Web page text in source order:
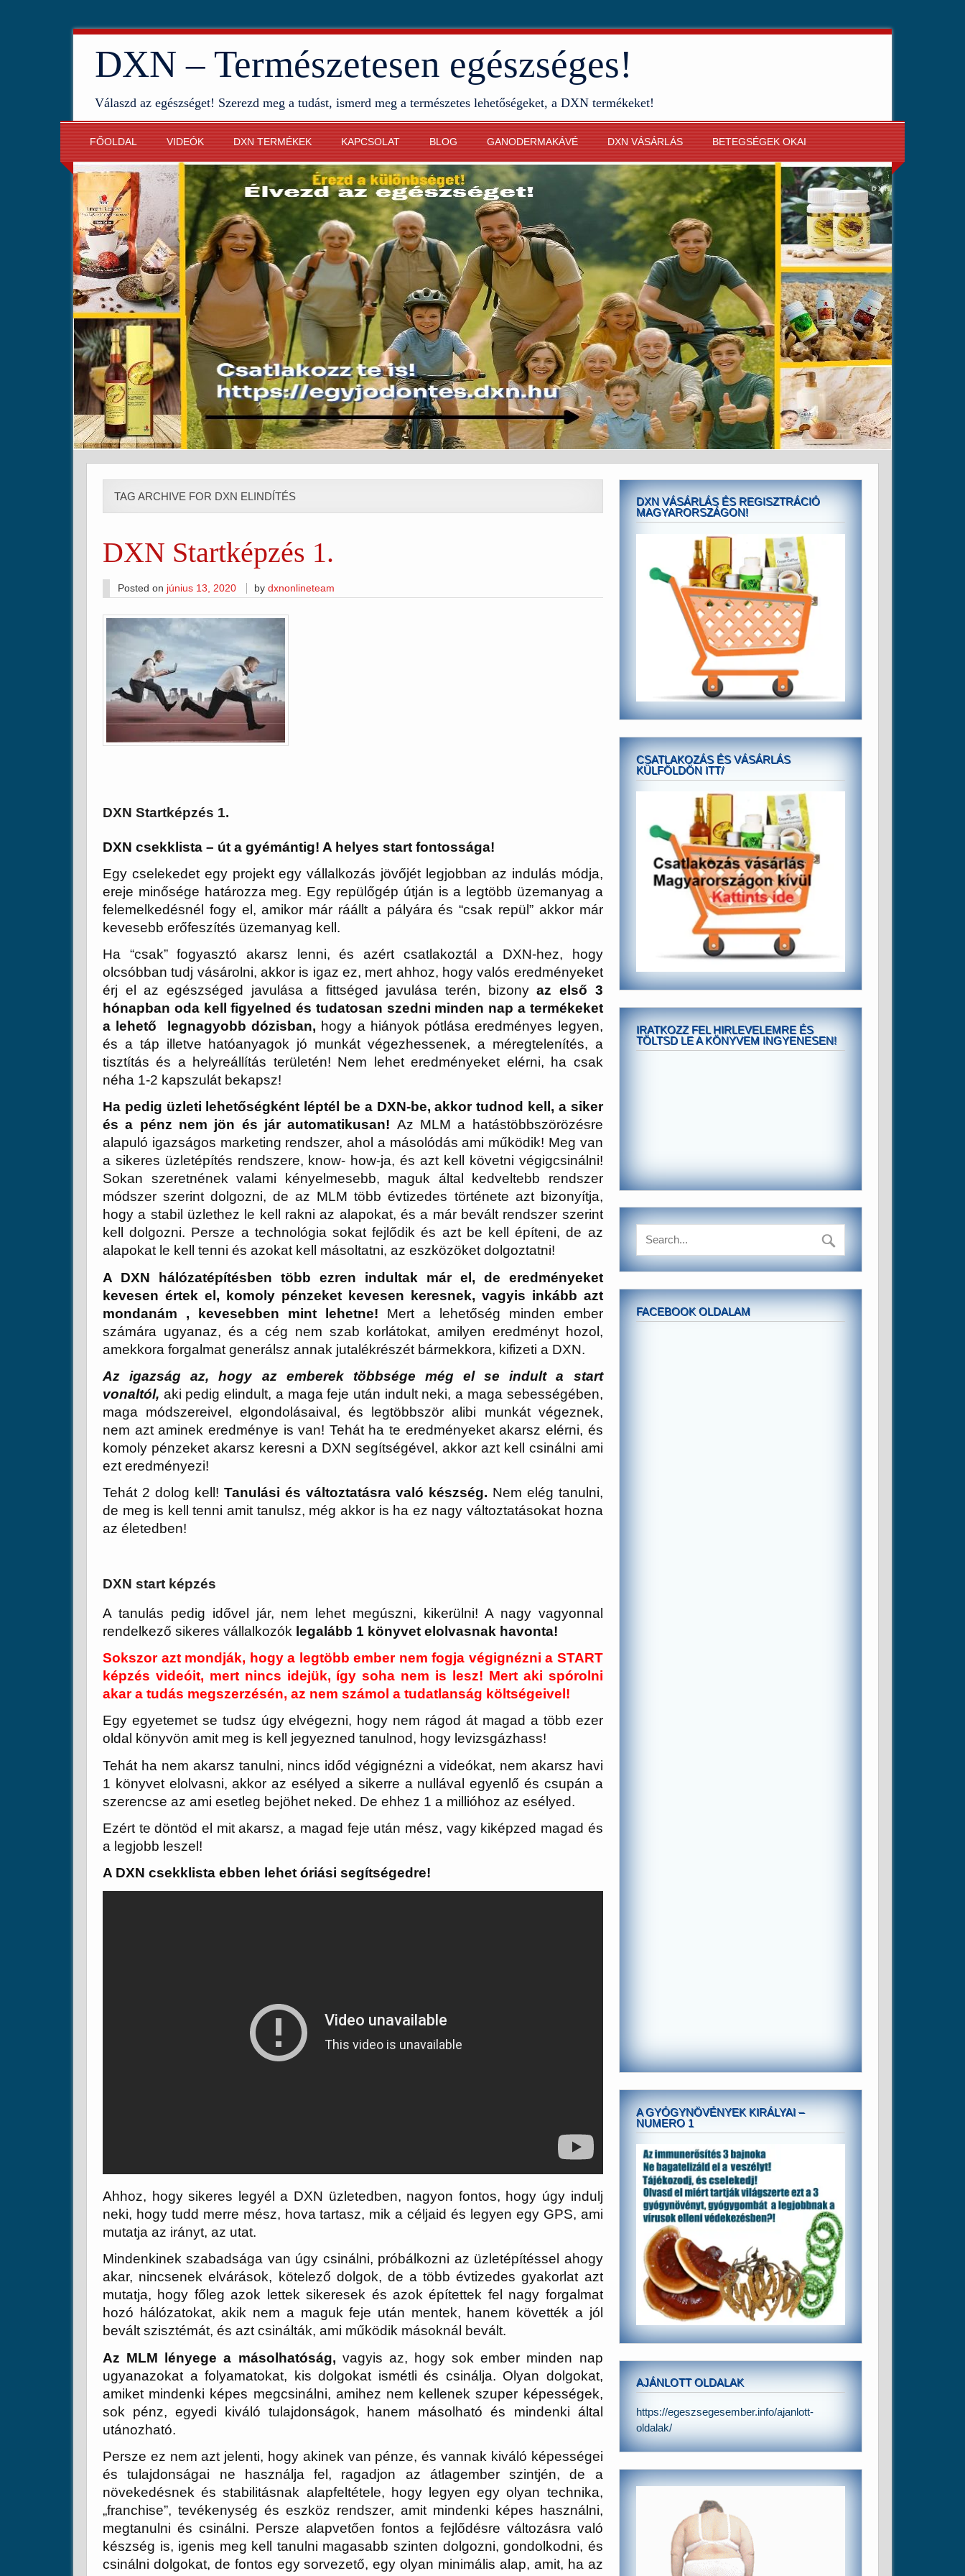
DXN – Természetesen egészséges!
Válaszd az egészséget! Szerezd meg a tudást, ismerd meg a természetes lehetőségeket, a DXN termékeket!
FŐOLDAL VIDEÓK DXN TERMÉKEK KAPCSOLAT BLOG GANODERMAKÁVÉ DXN VÁSÁRLÁS BETEGSÉGEK OKAI
TAG ARCHIVE FOR DXN ELINDÍTÉS
DXN Startképzés 1.
Posted on június 13, 2020 bydxnonlineteam
DXN Startképzés 1.
DXN csekklista – út a gyémántig! A helyes start fontossága!
Egy cselekedet egy projekt egy vállalkozás jövőjét legjobban az indulás módja,
ereje minősége határozza meg. Egy repülőgép útján is a legtöbb üzemanyag a
felemelkedésnél fogy el, amikor már ráállt a pályára és “csak repül” akkor már
kevesebb erőfeszítés üzemanyag kell.
Ha “csak” fogyasztó akarsz lenni, és azért csatlakoztál a DXN-hez, hogy
olcsóbban tudj vásárolni, akkor is igaz ez, mert ahhoz, hogy valós eredményeket
érj el az egészséged javulása a fittséged javulása terén, bizonyaz első 3
hónapban oda kell figyelned és tudatosan szedni minden nap a termékeket
a lehető legnagyobb dózisban, hogy a hiányok pótlása eredményes legyen,
és a táp illetve hatóanyagok jó munkát végezhessenek, a méregtelenítés, a
tisztítás és a helyreállítás területén! Nem lehet eredményeket elérni, ha csak
néha 1-2 kapszulát bekapsz!
Ha pedig üzleti lehetőségként léptél be a DXN-be, akkor tudnod kell, a siker
és a pénz nem jön és jár automatikusan! Az MLM a hatástöbbszörözésre
alapuló igazságos marketing rendszer, ahol a másolódás ami működik! Meg van
a sikeres üzletépítés rendszere, know- how-ja, és azt kell követni végigcsinálni!
Sokan szeretnének valami kényelmesebb, maguk által kedveltebb rendszer
módszer szerint dolgozni, de az MLM több évtizedes története azt bizonyítja,
hogy a stabil üzlethez le kell rakni az alapokat, és a már bevált rendszer szerint
kell dolgozni. Persze a technológia sokat fejlődik és azt be kell építeni, de az
alapokat le kell tenni és azokat kell másoltatni, az eszközöket dolgoztatni!
A DXN hálózatépítésben több ezren indultak már el, de eredményeket
kevesen értek el, komoly pénzeket kevesen keresnek, vagyis inkább azt
mondanám , kevesebben mint lehetne! Mert a lehetőség minden ember
számára ugyanaz, és a cég nem szab korlátokat, amilyen eredményt hozol,
amekkora forgalmat generálsz annak jutalékrészét bármekkora, kifizeti a DXN.
Az igazság az, hogy az emberek többsége még el se indult a start
vonaltól, aki pedig elindult, a maga feje után indult neki, a maga sebességében,
maga módszereivel, elgondolásaival, és legtöbbször alibi munkát végeznek,
nem azt aminek eredménye is van! Tehát ha te eredményeket akarsz elérni, és
komoly pénzeket akarsz keresni a DXN segítségével, akkor azt kell csinálni ami
ezt eredményezi!
Tehát 2 dolog kell! Tanulási és változtatásra való készség. Nem elég tanulni,
de meg is kell tenni amit tanulsz, még akkor is ha ez nagy változtatásokat hozna
az életedben!
DXN start képzés
A tanulás pedig idővel jár, nem lehet megúszni, kikerülni! A nagy vagyonnal
rendelkező sikeres vállalkozók legalább 1 könyvet elolvasnak havonta!
Sokszor azt mondják, hogy a legtöbb ember nem fogja végignézni a START
képzés videóit, mert nincs idejük, így soha nem is lesz! Mert aki spórolni
akar a tudás megszerzésén, az nem számol a tudatlanság költségeivel!
Egy egyetemet se tudsz úgy elvégezni, hogy nem rágod át magad a több ezer
oldal könyvön amit meg is kell jegyezned tanulnod, hogy levizsgázhass!
Tehát ha nem akarsz tanulni, nincs időd végignézni a videókat, nem akarsz havi
1 könyvet elolvasni, akkor az esélyed a sikerre a nullával egyenlő és csupán a
szerencse az ami esetleg bejöhet neked. De ehhez 1 a millióhoz az esélyed.
Ezért te döntöd el mit akarsz, a magad feje után mész, vagy kiképzed magad és
a legjobb leszel!
A DXN csekklista ebben lehet óriási segítségedre!
Ahhoz, hogy sikeres legyél a DXN üzletedben, nagyon fontos, hogy úgy indulj
neki, hogy tudd merre mész, hova tartasz, mik a céljaid és legyen egy GPS, ami
mutatja az irányt, az utat.
Mindenkinek szabadsága van úgy csinálni, próbálkozni az üzletépítéssel ahogy
akar, nincsenek elvárások, kötelező dolgok, de a több évtizedes gyakorlat azt
mutatja, hogy főleg azok lettek sikeresek és azok építettek fel nagy forgalmat
hozó hálózatokat, akik nem a maguk feje után mentek, hanem követték a jól
bevált szisztémát, és azt csinálták, ami működik másoknál bevált.
Az MLM lényege a másolhatóság, vagyis az, hogy sok ember minden nap
ugyanazokat a folyamatokat, kis dolgokat ismétli és csinálja. Olyan dolgokat,
amiket mindenki képes megcsinálni, amihez nem kellenek szuper képességek,
sok pénz, egyedi kiváló tulajdonságok, hanem másolható és mindenki által
utánozható.
Persze ez nem azt jelenti, hogy akinek van pénze, és vannak kiváló képességei
és tulajdonságai ne használja fel, ragadjon az átlagember szintjén, de a
növekedésnek és stabilitásnak alapfeltétele, hogy legyen egy olyan technika,
„franchise”, tevékenység és eszköz rendszer, amit mindenki képes használni,
megtanulni és csinálni. Persze alapvetően fontos a fejlődésre változásra való
készség is, igenis meg kell tanulni magasabb szinten dolgozni, gondolkodni, és
csinálni dolgokat, de fontos egy sorvezető, egy olyan minimális alap, amit, ha az
DXN VÁSÁRLÁS ÉS REGISZTRÁCIÓ
MAGYARORSZÁGON!
CSATLAKOZÁS ÉS VÁSÁRLÁS
KÜLFÖLDÖN ITT/
IRATKOZZ FEL HIRLEVELEMRE ÉS
TÖLTSD LE A KÖNYVEM INGYENESEN!
FACEBOOK OLDALAM
A GYÓGYNÖVÉNYEK KIRÁLYAI –
NUMERO 1
AJÁNLOTT OLDALAK
https://egeszsegesember.info/ajanlott-
oldalak/